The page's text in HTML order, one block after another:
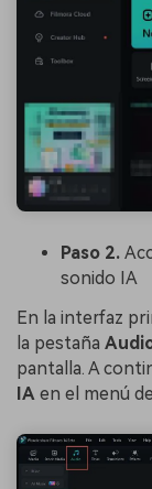
Paso 2.
sonido IA
En la interfaz
la pestaña
pantalla. A
IA en el menú